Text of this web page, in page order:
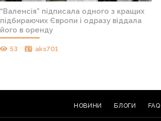
“Валенсія” підписала одного з кращих
підбираючих Європи і одразу віддала
його в оренду
53 aks701
НОВИНИ БЛОГИ FAQ